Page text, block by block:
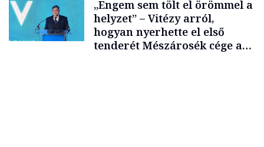
„Engem sem tölt el örömmel a
helyzet” – Vitézy arról,
hogyan nyerhette el első
tenderét Mészárosék cége a